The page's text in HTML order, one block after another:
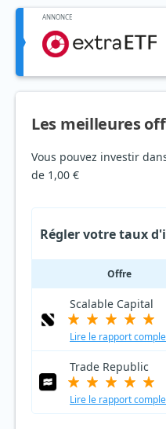
ANNONCE
Les meilleures
Vous pouvez investir
de 1,00 €
Régler votre taux
Offre
Scalable Capital
Lire le rapport
Trade Republic
Lire le rapport